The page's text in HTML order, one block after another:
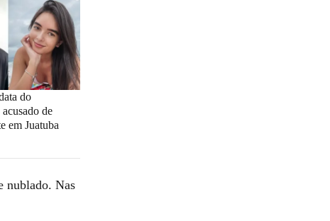
do
de
em Juatuba
nublado. Nas